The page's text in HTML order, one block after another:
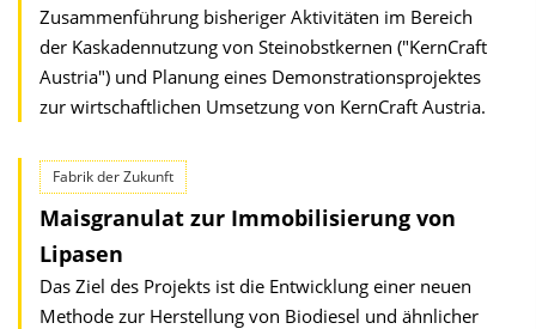
Zusammenführung bisheriger Aktivitäten im Bereich
der Kaskadennutzung von Steinobstkernen ("KernCraft
Austria") und Planung eines Demonstrationsprojektes
zur wirtschaftlichen Umsetzung von KernCraft Austria.
Fabrik der Zukunft
Maisgranulat zur Immobilisierung von
Lipasen
Das Ziel des Projekts ist die Entwicklung einer neuen
Methode zur Herstellung von Biodiesel und ähnlicher